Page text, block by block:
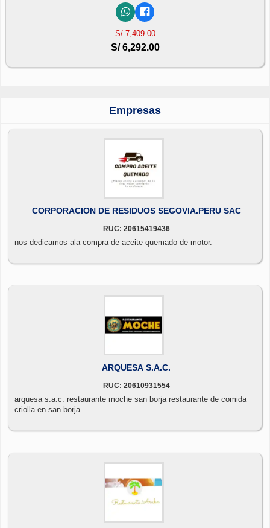
S/ 7,409.00
S/ 6,292.00
Empresas
CORPORACION DE RESIDUOS SEGOVIA.PERU SAC
RUC: 20615419436
nos dedicamos ala compra de aceite quemado de motor.
ARQUESA S.A.C.
RUC: 20610931554
arquesa s.a.c. restaurante moche san borja restaurante de comida
criolla en san borja